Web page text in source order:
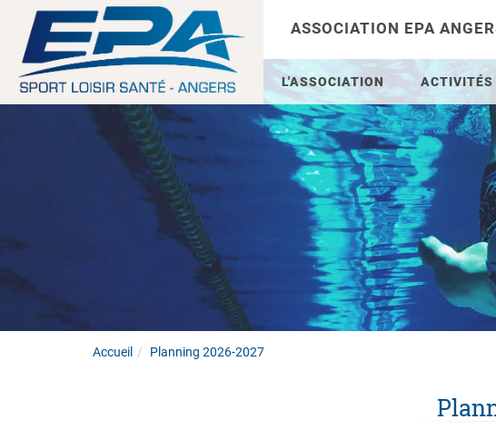
ASSOCIATION EPA
L'ASSOCIATION ACTIVITÉS
Accueil Planning 2026-2027